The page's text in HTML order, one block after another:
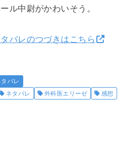
ル中尉がかわいそう。
バレのつづきはこちら
バレ
ネタバレ 外科医エリーゼ
感想